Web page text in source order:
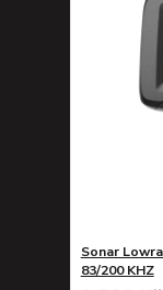
Sonar
83/200 KHZ